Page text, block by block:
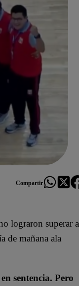
Compartir
lograron superar a
de mañana ala
sentencia. Pero